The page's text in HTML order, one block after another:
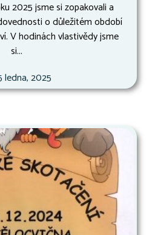
2025 jsme si zopakovali a
o důležitém období
V hodinách vlastivědy jsme
si...
ledna, 2025